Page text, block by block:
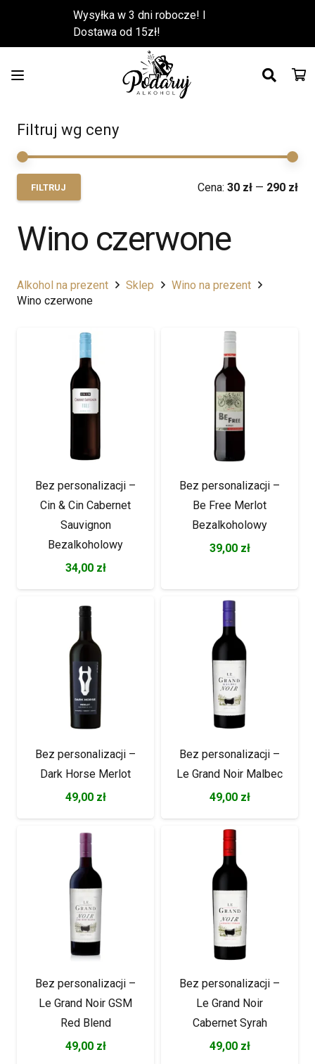
Wysyłka w 3 dni robocze! l
Dostawa od 15zł!
Wino czerwone
Alkohol na prezent Sklep
Wino na prezent
Wino czerwone
Bez personalizacji –
Cin & Cin Cabernet
Sauvignon
Bezalkoholowy
34,00 zł
Bez personalizacji –
Be Free Merlot
Bezalkoholowy
39,00 zł
Bez personalizacji –
Dark Horse Merlot
49,00 zł
Bez personalizacji –
Le Grand Noir Malbec
49,00 zł
Bez personalizacji –
Le Grand Noir GSM
Red Blend
49,00 zł
Bez personalizacji –
Le Grand Noir
Cabernet Syrah
49,00 zł
Filtruj wg ceny
FILTRUJ Cena: 30 zł — 290 zł